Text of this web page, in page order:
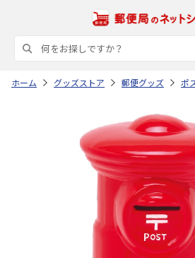
ホーム グッズストア 郵便グッズ ポ